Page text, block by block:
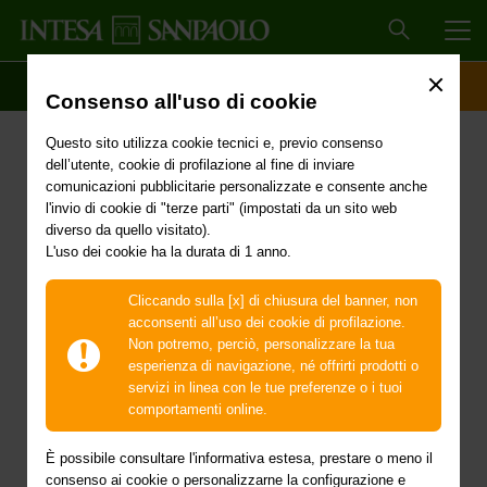
Consenso all'uso di cookie
Questo sito utilizza cookie tecnici e, previo consenso
dell’utente, cookie di profilazione al fine di inviare
comunicazioni pubblicitarie personalizzate e consente anche
l'invio di cookie di "terze parti" (impostati da un sito web
diverso da quello visitato).
L'uso dei cookie ha la durata di 1 anno.
Cliccando sulla [x] di chiusura del banner, non
acconsenti all’uso dei cookie di profilazione.
Non potremo, perciò, personalizzare la tua
esperienza di navigazione, né offrirti prodotti o
servizi in linea con le tue preferenze o i tuoi
comportamenti online.
È possibile consultare l'informativa estesa, prestare o meno il
consenso ai cookie o personalizzarne la configurazione e
Primi interventi urgenti di
protezione civile in
conseguenza degli
eccezionali eventi
meteorologici verificatisi,
a partire dal giorno 18
settembre 2024, nel
territorio della fascia